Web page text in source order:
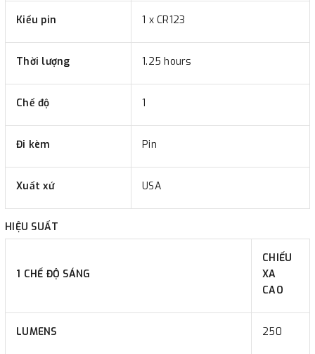
Kiểu pin 1 x CR123
Thời lượng 1.25 hours
Chế độ 1
Đi kèm Pin
Xuất xứ USA
HIỆU SUẤT
1 CHẾ ĐỘ SÁNG
CHIẾU
XA
CAO
LUMENS 250